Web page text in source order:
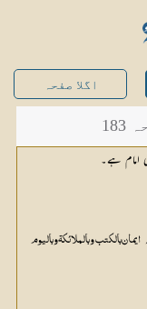
اگلا صفحہ
امام ہے۔